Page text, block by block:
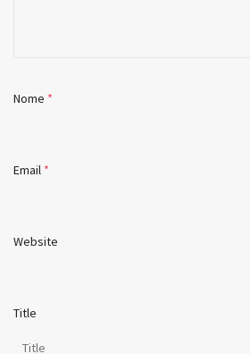
Nome *
Email *
Website
Title